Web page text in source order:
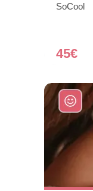
SoCool
45€